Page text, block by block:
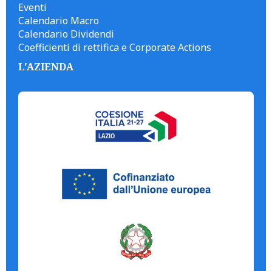
Eventi
Calendario Macro
Calendario Dividendi
Coefficienti di rettifica e Corporate Actions
L'AZIENDA